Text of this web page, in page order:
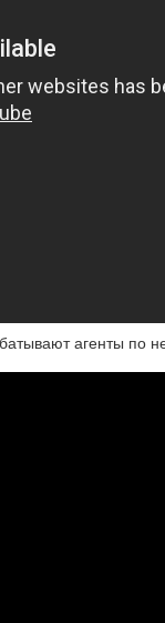
агенты по